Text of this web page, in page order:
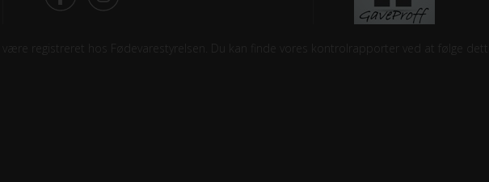
registreret hos Fødevarestyrelsen. Du kan finde vores kontrolrapporter ved at følge dette